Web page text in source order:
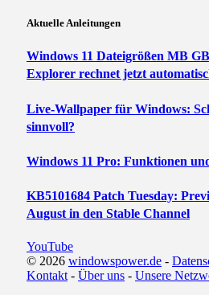
Aktuelle Anleitungen
Windows 11 Dateigrößen MB
Explorer rechnet jetzt
Live-Wallpaper für Windows:
sinnvoll?
Windows 11 Pro: Funktionen
KB5101684 Patch Tuesday:
August in den Stable Channel
YouTube
© 2026 windowspower.de -
Kontakt- Über uns - Unsere